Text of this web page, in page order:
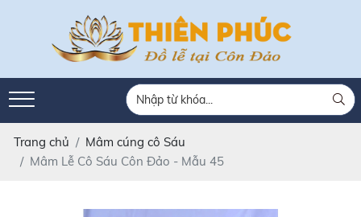
Trang chủ
Mâm cúng cô Sáu
Mâm Lễ Cô Sáu Côn Đảo - Mẫu 45